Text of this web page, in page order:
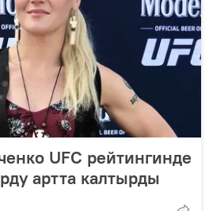
UFC рейтингинде
артта калтырды